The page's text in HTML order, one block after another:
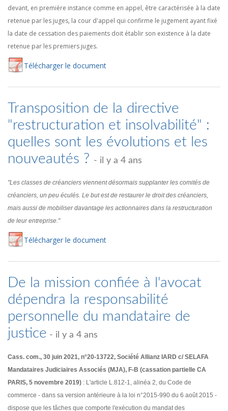
devant, en première instance comme en appel, être caractérisée à la date
retenue par les juges, la cour d'appel qui confirme le jugement ayant fixé
la date de cessation des paiements doit établir son existence à la date
retenue par les premiers juges.
Télécharger le document
Transposition de la directive
"restructuration et insolvabilité" :
quelles sont les évolutions et les
nouveautés ? - il y a 4 ans
"Les classes de créanciers viennent désormais supplanter les comités de
créanciers, un peu éculés. Le but est de restaurer le droit des créanciers,
mais aussi de mobiliser davantage les actionnaires dans la restructuration
de leur entreprise."
Télécharger le document
De la mission confiée à l'avocat
dépendra la responsabilité
personnelle du mandataire de
justice - il y a 4 ans
Cass. com., 30 juin 2021, n°20-13722, Société Allianz IARD c/ SELAFA
Mandataires Judiciaires Associés (MJA), F-B (cassation partielle CA
PARIS, 5 novembre 2019) : L'article L.812-1, alinéa 2, du Code de
commerce - dans sa version antérieure à la loi n°2015-990 du 6 août 2015 -
dispose que les tâches que comporte l'exécution du mandat des